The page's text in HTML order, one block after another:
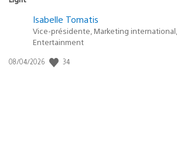
Isabelle Tomatis
Vice-présidente, Marketing
Entertainment
Date
08/04/2026 34